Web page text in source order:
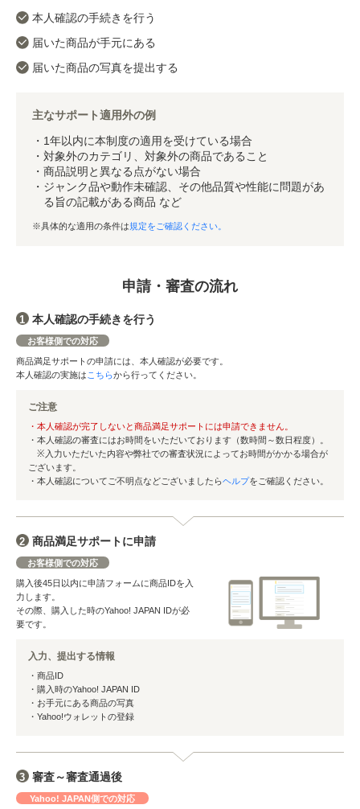
本人確認の手続きを行う
届いた商品が手元にある
届いた商品の写真を提出する
主なサポート適用外の例
・1年以内に本制度の適用を受けている場合
・対象外のカテゴリ、対象外の商品であること
・商品説明と異なる点がない場合
・ジャンク品や動作未確認、その他品質や性能に問題があ
る旨の記載がある商品 など
※具体的な適用の条件は規定をご確認ください。
申請・審査の流れ
1 本人確認の手続きを行う
お客様側での対応
商品満足サポートの申請には、本人確認が必要です。
本人確認の実施は こちらから行ってください。
ご注意
・本人確認が完了しないと商品満足サポートには申請できません。
・本人確認の審査にはお時間をいただいております（数時間～数日程度）。
※入力いただいた内容や弊社での審査状況によってお時間がかかる場合が
ございます。
・本人確認についてご不明点などございましたらヘルプをご確認ください。
2 商品満足サポートに申請
お客様側での対応
購入後45日以内に申請フォームに商品IDを入
力します。
その際、購入した時のYahoo! JAPAN IDが必
要です。
入力、提出する情報
・商品ID
・購入時のYahoo! JAPAN ID
・お手元にある商品の写真
・Yahoo!ウォレットの登録
3 審査～審査通過後
Yahoo! JAPAN側での対応